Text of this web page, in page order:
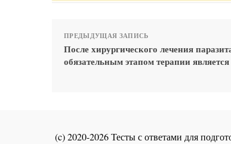
ПРЕДЫДУЩАЯ ЗАПИСЬ
После хирургического лечения
обязательным этапом терапии является
(c) 2020-2026 Тесты с ответами для